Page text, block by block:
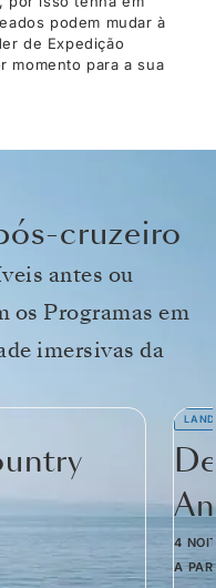
podem mudar à
de Expedição
momento para a sua
cruzeiro
antes ou
os Programas em
imersivas da
4
A